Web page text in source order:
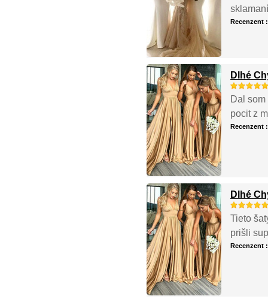
Recenzent
Dlhé
Dal
pocit z
Recenzent
Dlhé
Tieto
prišli
Recenzent